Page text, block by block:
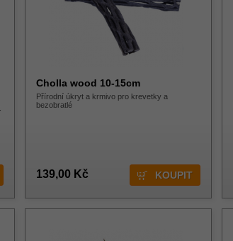
Cholla wood 10-15cm
Přírodní úkryt a krmivo pro krevetky a
bezobratlé
139,00 Kč